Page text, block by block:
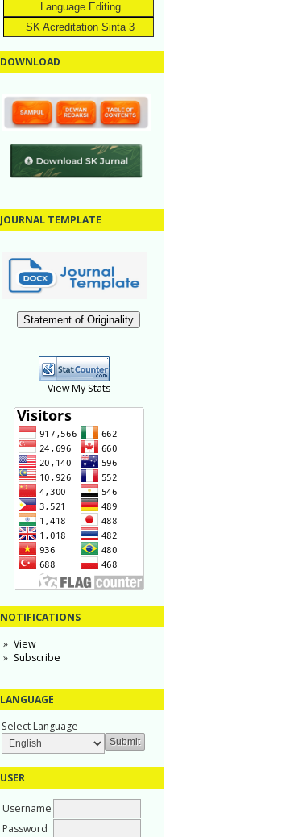
Language Editing
SK Acreditation Sinta 3
DOWNLOAD
JOURNAL TEMPLATE
Statement of Originality
View My Stats
NOTIFICATIONS
View
Subscribe
LANGUAGE
Select Language
USER
Username
Password